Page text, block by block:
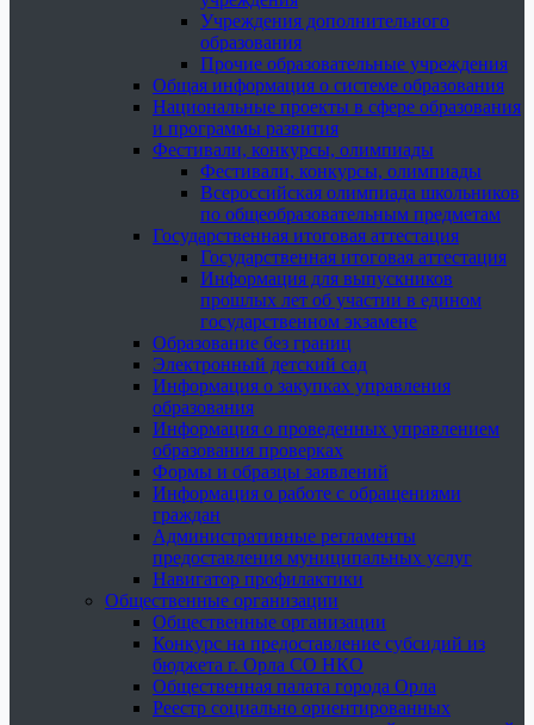
Учреждения дополнительного
образования
Прочие образовательные учреждения
Общая информация о системе образования
Национальные проекты в сфере образования
и программы развития
Фестивали, конкурсы, олимпиады
Фестивали, конкурсы, олимпиады
Всероссийская олимпиада школьников
по общеобразовательным предметам
Государственная итоговая аттестация
Государственная итоговая аттестация
Информация для выпускников
прошлых лет об участии в едином
государственном экзамене
Образование без границ
Электронный детский сад
Информация о закупках управления
образования
Информация о проведенных управлением
образования проверках
Формы и образцы заявлений
Информация о работе с обращениями
граждан
Административные регламенты
предоставления муниципальных услуг
Навигатор профилактики
Общественные организации
Общественные организации
Конкурс на предоставление субсидий из
бюджета г. Орла СО НКО
Общественная палата города Орла
Реестр социально ориентированных